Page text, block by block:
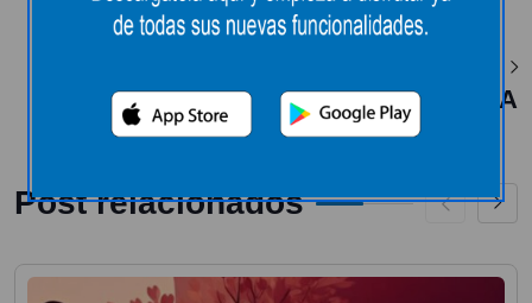
ESPECIAL COCA COLA
Post relacionados